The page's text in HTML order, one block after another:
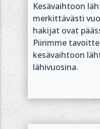
Kesävaihtoon
merkittävästi
hakijat ovat
Piirimme
kesävaihtoon
lähivuosina.